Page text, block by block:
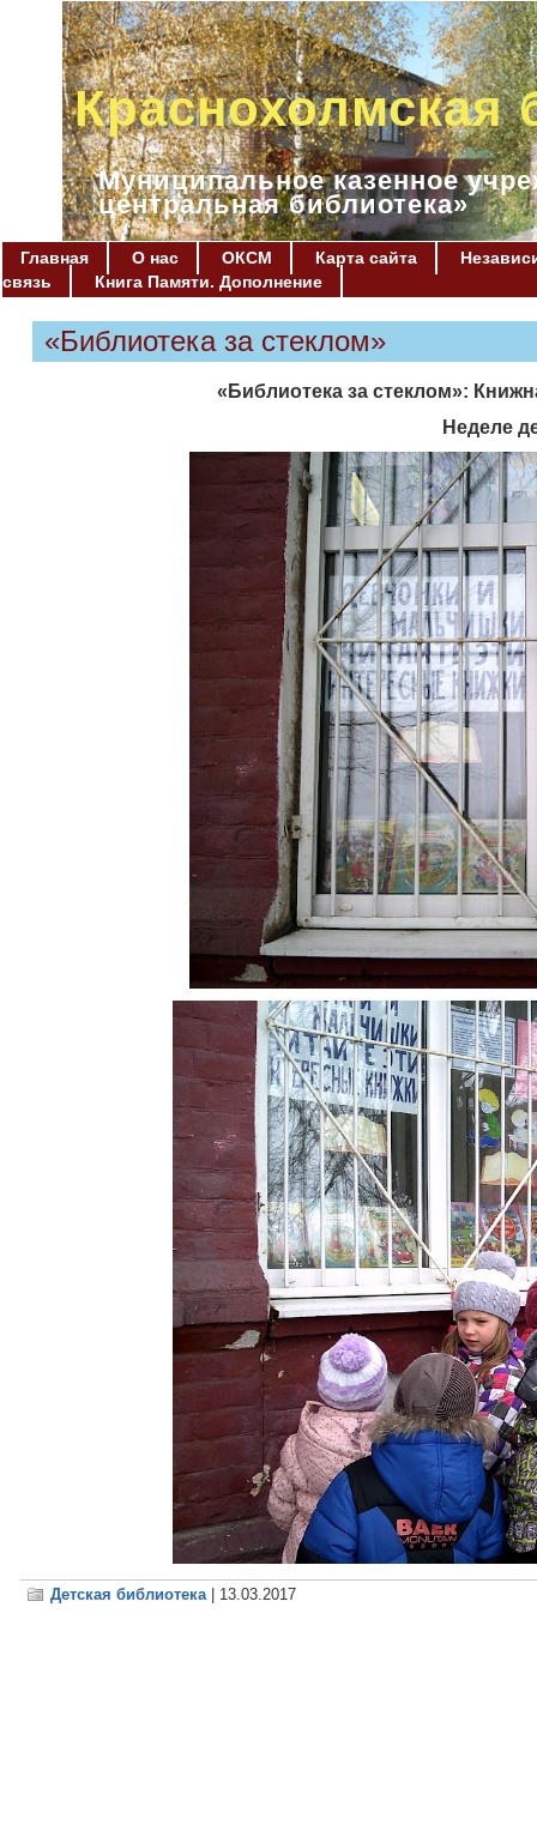
Краснохолмская
Муниципальное казенное
центральная библиотека»
Главная О нас ОКСМ Карта сайта
связь
Книга Памяти. Дополнение
«Библиотека за стеклом»
«Библиотека за стеклом»:
Неделе
Детская библиотека| 13.03.2017